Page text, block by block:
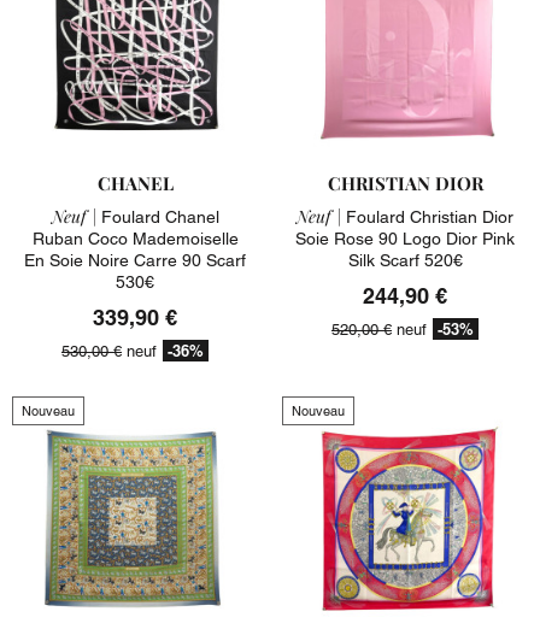
CHANEL
Neuf | Foulard Chanel
Ruban Coco Mademoiselle
En Soie Noire Carre 90 Scarf
530€
339,90 €
530,00 € neuf -36%
CHRISTIAN DIOR
Neuf | Foulard Christian Dior
Soie Rose 90 Logo Dior Pink
Silk Scarf 520€
244,90 €
520,00 € neuf -53%
Nouveau Nouveau